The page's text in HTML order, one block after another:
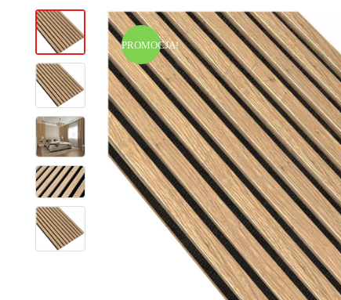
PROMOCJA!